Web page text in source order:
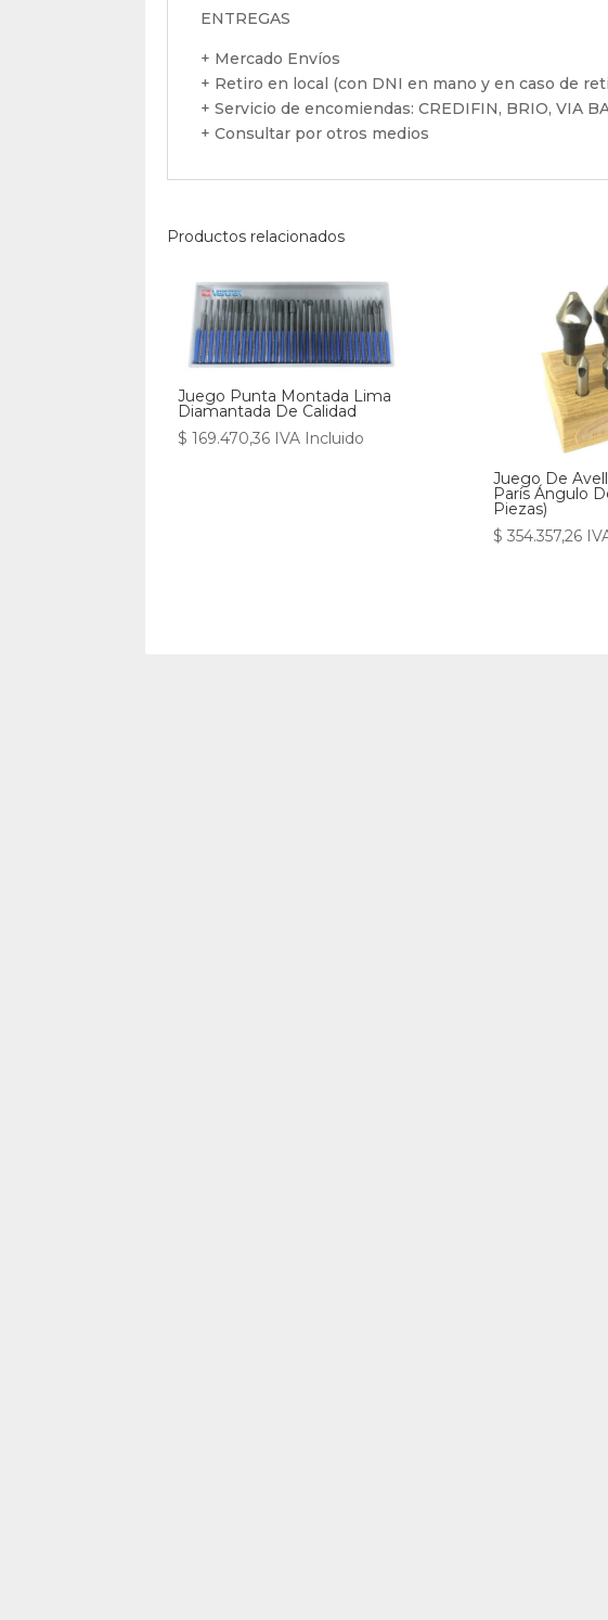
ENTREGAS
+ Mercado Envíos
+ Retiro en local (con DNI en mano y en caso de
+ Servicio de encomiendas: CREDIFIN, BRIO, VIA
+ Consultar por otros medios
Productos relacionados
Juego Punta Montada Lima
Diamantada De Calidad
$ 169.470,36 IVA Incluido
Juego De
París Ángulo
Piezas)
$ 354.357,26